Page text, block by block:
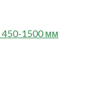
450-1500 мм